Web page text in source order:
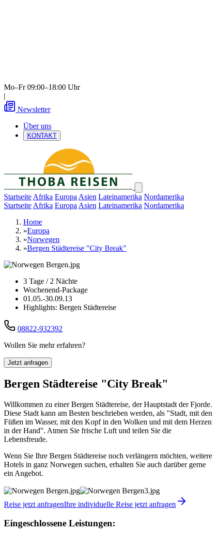
Mo–Fr 09:00–18:00 Uhr
|
Newsletter
Über uns
KONTAKT
Startseite Afrika Europa Asien Lateinamerika Nordamerika
Startseite Afrika Europa Asien Lateinamerika Nordamerika
Home
»Europa
»Norwegen
»Bergen Städtereise "City Break"
3 Tage / 2 Nächte
Wochenend-Package
01.05.-30.09.13
Highlights: Bergen Städtereise
08822-932392
Wollen Sie mehr erfahren?
Jetzt anfragen
Bergen Städtereise "City Break"
Willkommen zu einer Bergen Städtereise, der Hauptstadt der Fjorde.
Diese Stadt kann am Besten beschrieben werden, als "Stadt, mit den
Füßen im Wasser, mit den Kopf in den Wolken und mit dem Herzen
in der Hand". Atmen Sie frische Luft und teilen Sie die
Lebensfreude.
Wenn Sie Ihre Bergen Städtereise noch verlängern möchten, weitere
Hotels in ganz Norwegen suchen, erhalten Sie auch darüber gerne
ein Angebot.
Reise jetzt anfragenIhre individuelle Reise jetzt anfragen
Eingeschlossene Leistungen: